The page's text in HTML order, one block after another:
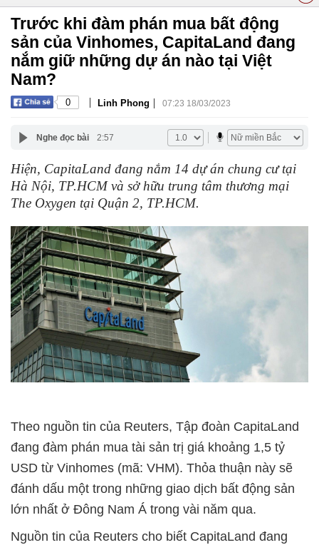
Trước khi đàm phán mua bất động
sản của Vinhomes, CapitaLand đang
nắm giữ những dự án nào tại Việt
Nam?
0 | Linh Phong | 07:23 18/03/2023
Nghe đọc bài 2:57
Hiện, CapitaLand đang nắm 14 dự án chung cư tại
Hà Nội, TP.HCM và sở hữu trung tâm thương mại
The Oxygen tại Quận 2, TP.HCM.
Theo nguồn tin của Reuters, Tập đoàn CapitaLand
đang đàm phán mua tài sản trị giá khoảng 1,5 tỷ
USD từ Vinhomes (mã: VHM). Thỏa thuận này sẽ
đánh dấu một trong những giao dịch bất động sản
lớn nhất ở Đông Nam Á trong vài năm qua.
Nguồn tin của Reuters cho biết CapitaLand đang